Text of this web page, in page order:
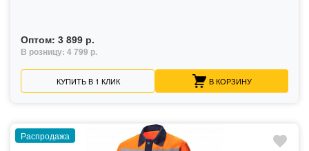
Оптом: 3 899 р.
В розницу: 4 799 р.
КУПИТЬ В 1 КЛИК В КОРЗИНУ
Распродажа